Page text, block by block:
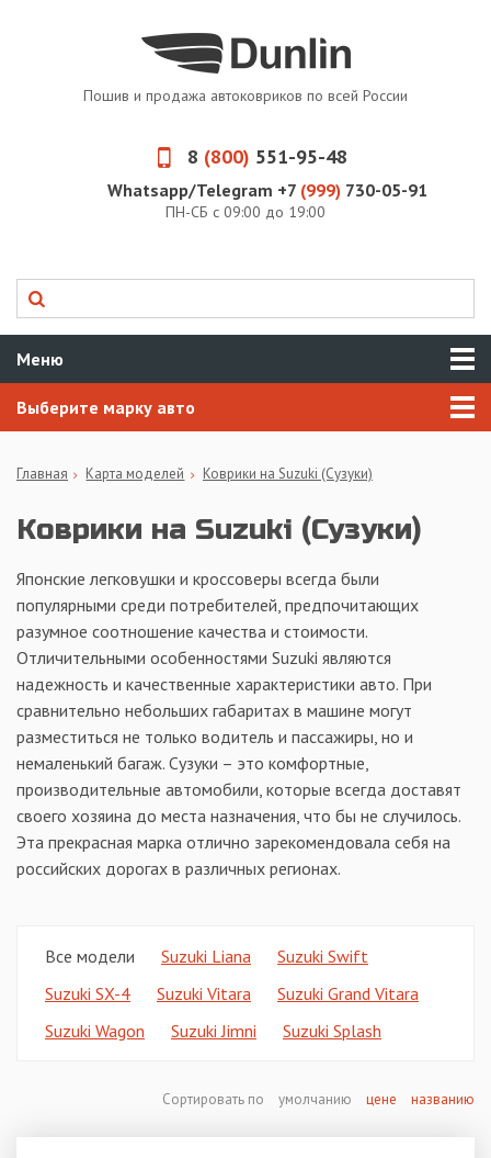
Пошив и продажа автоковриков по всей России
8 (800) 551-95-48
Whatsapp/Telegram +7 (999) 730-05-91
ПН-СБ с 09:00 до 19:00
Меню
Выберите марку авто
Главная Карта моделей Коврики на Suzuki (Сузуки)
Коврики на Suzuki (Сузуки)
Японские легковушки и кроссоверы всегда были
популярными среди потребителей, предпочитающих
разумное соотношение качества и стоимости.
Отличительными особенностями Suzuki являются
надежность и качественные характеристики авто. При
сравнительно небольших габаритах в машине могут
разместиться не только водитель и пассажиры, но и
немаленький багаж. Сузуки – это комфортные,
производительные автомобили, которые всегда доставят
своего хозяина до места назначения, что бы не случилось.
Эта прекрасная марка отлично зарекомендовала себя на
российских дорогах в различных регионах.
Все модели Suzuki Liana
Suzuki Swift
Suzuki SX-4
Suzuki Vitara
Suzuki Grand Vitara
Suzuki Wagon
Suzuki Jimni Suzuki Splash
Сортировать по умолчанию цене названию